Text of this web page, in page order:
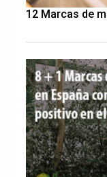
12 Marcas de